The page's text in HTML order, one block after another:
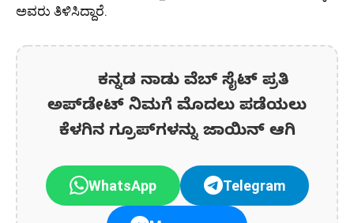
ಅವರು ತಿಳಿಸಿದ್ದಾರೆ.
ಕನ್ನಡ ನಾಡು ವೆಬ್ ಸೈಟ್ ಪ್ರತಿ
ಅಪ್‌ಡೇಟ್‌ ನಿಮಗೆ ಮೊದಲು ಪಡೆಯಲು
ಕೆಳಗಿನ ಗ್ರೂಪ್‌ಗಳನ್ನು ಜಾಯಿನ್ ಆಗಿ
WhatsApp Telegram